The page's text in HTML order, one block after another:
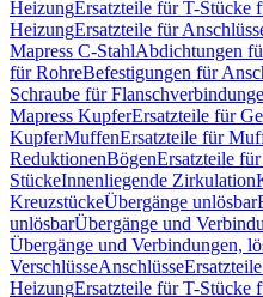
HeizungErsatzteile für T-Stücke
HeizungErsatzteile für
Mapress C-StahlAbdichtungen
für RohreBefestigungen für
Schraube für
Mapress KupferErsatzteile für
KupferMuffenErsatzteile für
ReduktionenBögenErsatzteile
StückeInnenliegende Zirkulation
KreuzstückeÜbergänge unlösbar
unlösbarÜbergänge und
Übergänge und Verbindungen,
VerschlüsseAnschlüsse
HeizungErsatzteile für T-Stücke